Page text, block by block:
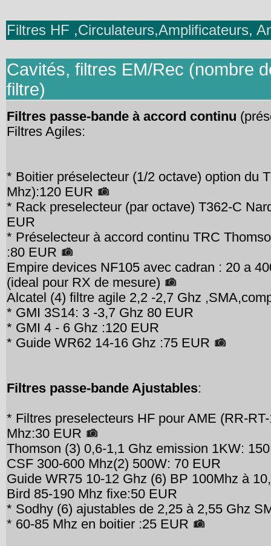
Filtres HF ,Circulateurs,Amplificateurs,
Cavités, filtres EM/Rec (nombre
filtre)
Filtres passe-bande à accord continu
Filtres Agiles:
* Boitier préselecteur (1/2 octave) option du
Mhz):120 EUR
* Rack preselecteur (par octave) T362-C
EUR
* Préselecteur à accord continu TRC
:80 EUR
Empire devices NF105 avec cadran : 20 a
(ideal pour RX de mesure)
Alcatel (4) filtre agile 2,2 -2,7 Ghz
* GMI 3S14: 3 -3,7 Ghz 80 EUR
* GMI 4 - 6 Ghz :120 EUR
* Guide WR62 14-16 Ghz :75 EUR
Filtres passe-bande Ajustables:
* Filtres preselecteurs HF pour AME (RR-
Mhz:30 EUR
Thomson (3) 0,6-1,1 Ghz emission 1KW:
CSF 300-600 Mhz(2) 500W: 70 EUR
Guide WR75 10-12 Ghz (6) BP 100Mhz à
Bird 85-190 Mhz fixe:50 EUR
* Sodhy (6) ajustables de 2,25 à 2,55 Ghz
* 60-85 Mhz en boitier :25 EUR